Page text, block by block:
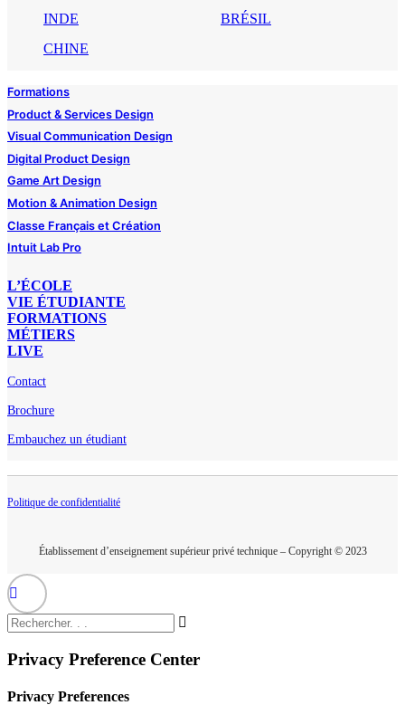
INDE
BRÉSIL
CHINE
Formations
Product & Services Design
Visual Communication Design
Digital Product Design
Game Art Design
Motion & Animation Design
Classe Français et Création
Intuit Lab Pro
L’ÉCOLE
VIE ÉTUDIANTE
FORMATIONS
MÉTIERS
LIVE
Contact
Brochure
Embauchez un étudiant
Politique de confidentialité
Établissement d’enseignement supérieur privé technique – Copyright © 2023
Privacy Preference Center
Privacy Preferences